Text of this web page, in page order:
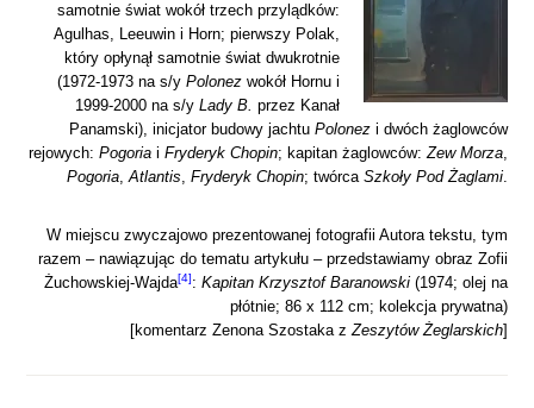
samotnie świat wokół trzech przylądków:
Agulhas, Leeuwin i Horn; pierwszy Polak,
który opłynął samotnie świat dwukrotnie
(1972-1973 na s/y Polonezwokół Hornu i
1999-2000 na s/y Lady B. przez Kanał
Panamski), inicjator budowy jachtu Polonezi dwóch żaglowców
rejowych: Pogoriai Fryderyk Chopin; kapitan żaglowców:Zew Morza,
Pogoria,Atlantis, Fryderyk Chopin; twórca Szkoły Pod Żaglami.
W miejscu zwyczajowo prezentowanej fotografii Autora tekstu, tym
razem – nawiązując do tematu artykułu – przedstawiamy obraz Zofii
Żuchowskiej-Wajda[4]: Kapitan Krzysztof Baranowski(1974; olej na
płótnie; 86 x 112 cm; kolekcja prywatna)
[komentarz Zenona Szostaka zZeszytów Żeglarskich]